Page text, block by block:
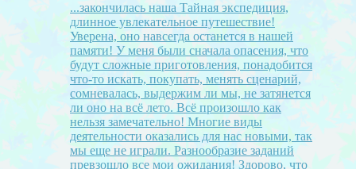
...закончилась наша Тайная экспедиция,
длинное увлекательное путешествие!
Уверена, оно навсегда останется в нашей
памяти! У меня были сначала опасения, что
будут сложные приготовления, понадобится
что-то искать, покупать, менять сценарий,
сомневалась, выдержим ли мы, не затянется
ли оно на всё лето. Всё произошло как
нельзя замечательно! Многие виды
деятельности оказались для нас новыми, так
мы еще не играли. Разнообразие заданий
превзошло все мои ожидания! Здорово, что